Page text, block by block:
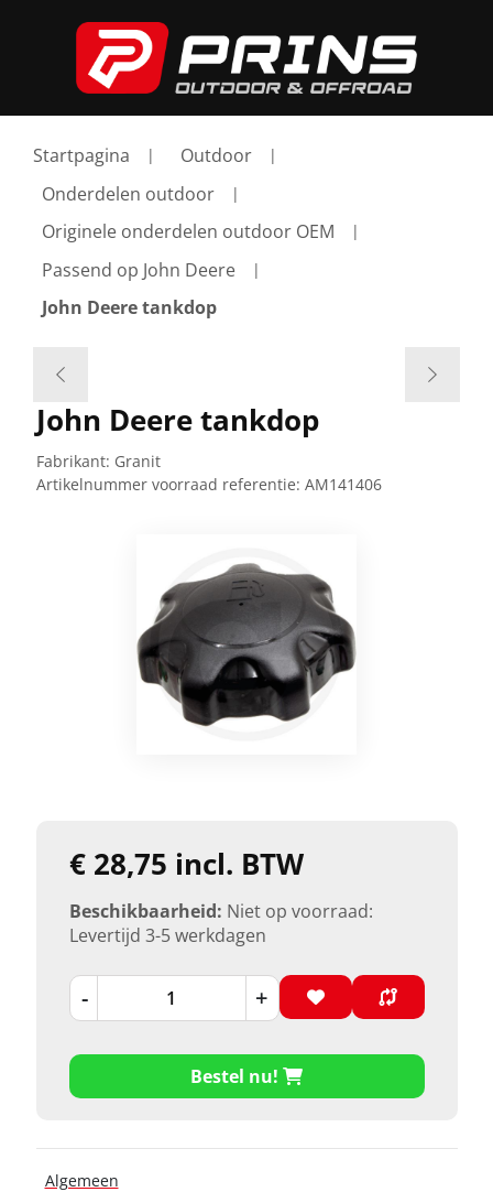
Startpagina
Outdoor
Onderdelen outdoor
Originele onderdelen outdoor OEM
Passend op John Deere
John Deere tankdop
John Deere tankdop
Fabrikant: Granit
Artikelnummer voorraad referentie: AM141406
€ 28,75 incl. BTW
Beschikbaarheid: Niet op voorraad:
Levertijd 3-5 werkdagen
- +
Bestel nu!
Algemeen